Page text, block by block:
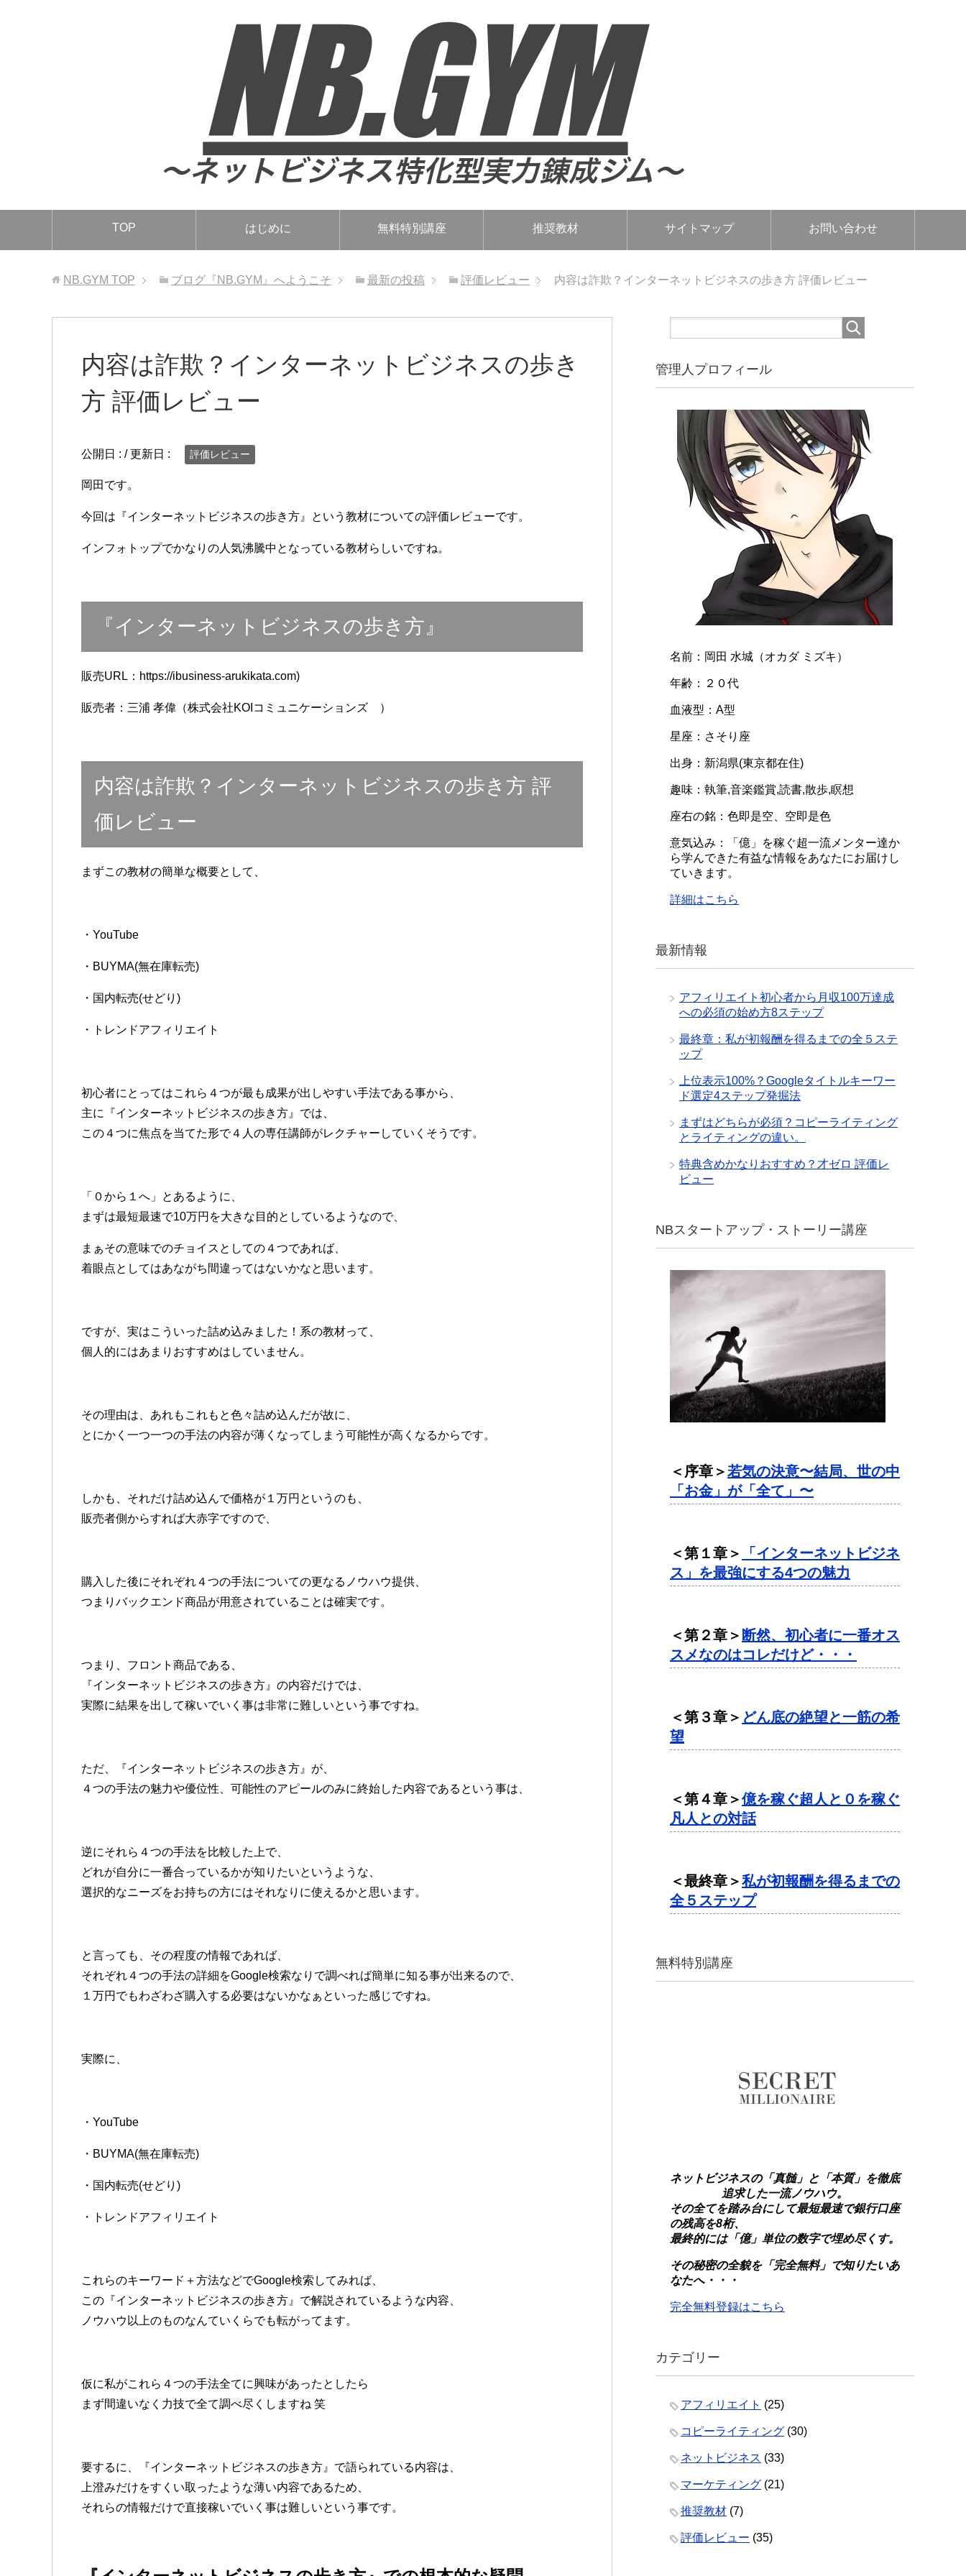
TOP はじめに 無料特別講座 推奨教材 サイトマップ お問い合わせ
NB.GYM TOP ブログ『NB.GYM』へようこそ 最新の投稿 評価レビュー 内容は詐欺？インターネットビジネスの歩き方 評価レビュー
内容は詐欺？インターネットビジネスの歩き
方 評価レビュー
公開日 : / 更新日 : 評価レビュー
岡田です。
今回は『インターネットビジネスの歩き方』という教材についての評価レビューです。
インフォトップでかなりの人気沸騰中となっている教材らしいですね。
『インターネットビジネスの歩き方』
販売URL：https://ibusiness-arukikata.com)
販売者：三浦 孝偉（株式会社KOIコミュニケーションズ ）
内容は詐欺？インターネットビジネスの歩き方 評
価レビュー
まずこの教材の簡単な概要として、
・YouTube
・BUYMA(無在庫転売)
・国内転売(せどり)
・トレンドアフィリエイト
初心者にとってはこれら４つが最も成果が出しやすい手法である事から、
主に『インターネットビジネスの歩き方』では、
この４つに焦点を当てた形で４人の専任講師がレクチャーしていくそうです。
「０から１へ」とあるように、
まずは最短最速で10万円を大きな目的としているようなので、
まぁその意味でのチョイスとしての４つであれば、
着眼点としてはあながち間違ってはないかなと思います。
ですが、実はこういった詰め込みました！系の教材って、
個人的にはあまりおすすめはしていません。
その理由は、あれもこれもと色々詰め込んだが故に、
とにかく一つ一つの手法の内容が薄くなってしまう可能性が高くなるからです。
しかも、それだけ詰め込んで価格が１万円というのも、
販売者側からすれば大赤字ですので、
購入した後にそれぞれ４つの手法についての更なるノウハウ提供、
つまりバックエンド商品が用意されていることは確実です。
つまり、フロント商品である、
『インターネットビジネスの歩き方』の内容だけでは、
実際に結果を出して稼いでいく事は非常に難しいという事ですね。
ただ、『インターネットビジネスの歩き方』が、
４つの手法の魅力や優位性、可能性のアピールのみに終始した内容であるという事は、
逆にそれら４つの手法を比較した上で、
どれが自分に一番合っているかが知りたいというような、
選択的なニーズをお持ちの方にはそれなりに使えるかと思います。
と言っても、その程度の情報であれば、
それぞれ４つの手法の詳細をGoogle検索なりで調べれば簡単に知る事が出来るので、
１万円でもわざわざ購入する必要はないかなぁといった感じですね。
実際に、
・YouTube
・BUYMA(無在庫転売)
・国内転売(せどり)
・トレンドアフィリエイト
これらのキーワード＋方法などでGoogle検索してみれば、
この『インターネットビジネスの歩き方』で解説されているような内容、
ノウハウ以上のものなんていくらでも転がってます。
仮に私がこれら４つの手法全てに興味があったとしたら
まず間違いなく力技で全て調べ尽くしますね 笑
要するに、『インターネットビジネスの歩き方』で語られている内容は、
上澄みだけをすくい取ったような薄い内容であるため、
それらの情報だけで直接稼いでいく事は難しいという事です。
管理人プロフィール
名前：岡田 水城（オカダ ミズキ）
年齢：２０代
血液型：A型
星座：さそり座
出身：新潟県(東京都在住)
趣味：執筆,音楽鑑賞,読書,散歩,瞑想
座右の銘：色即是空、空即是色
意気込み：「億」を稼ぐ超一流メンター達か
ら学んできた有益な情報をあなたにお届けし
ていきます。
詳細はこちら
最新情報
アフィリエイト初心者から月収100万達成
への必須の始め方8ステップ
最終章：私が初報酬を得るまでの全５ステ
ップ
上位表示100%？Googleタイトルキーワー
ド選定4ステップ発掘法
まずはどちらが必須？コピーライティング
とライティングの違い。
特典含めかなりおすすめ？才ゼロ 評価レ
ビュー
NBスタートアップ・ストーリー講座
＜序章＞若気の決意〜結局、世の中
「お金」が「全て」〜
＜第１章＞
「インターネットビジネ
ス」を最強にする4つの魅力
＜第２章＞ 断然、初心者に一番オス
スメなのはコレだけど・・・
＜第３章＞ どん底の絶望と一筋の希
望
＜第４章＞億を稼ぐ超人と０を稼ぐ
凡人との対話
＜最終章＞私が初報酬を得るまでの
全５ステップ
無料特別講座
ネットビジネスの「真髄」と「本質」を徹底
追求した一流ノウハウ。
その全てを踏み台にして最短最速で銀行口座
の残高を8桁、
最終的には「億」単位の数字で埋め尽くす。
その秘密の全貌を「完全無料」で知りたいあ
なたへ・・・
完全無料登録はこちら
カテゴリー
アフィリエイト (25)
コピーライティング (30)
ネットビジネス (33)
マーケティング (21)
推奨教材 (7)
評価レビュー (35)